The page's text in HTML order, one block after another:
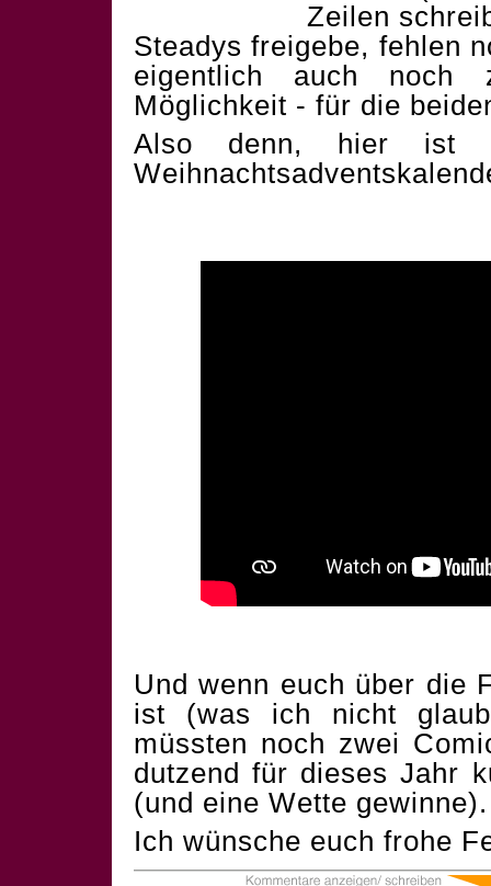
Zeilen
Steadys freigebe, fehlen
eigentlich auch noch
Möglichkeit - für die
Also denn, hier ist
Und wenn euch über die
ist (was ich nicht
müssten noch zwei
dutzend für dieses Jahr
(und eine Wette
Ich wünsche euch frohe